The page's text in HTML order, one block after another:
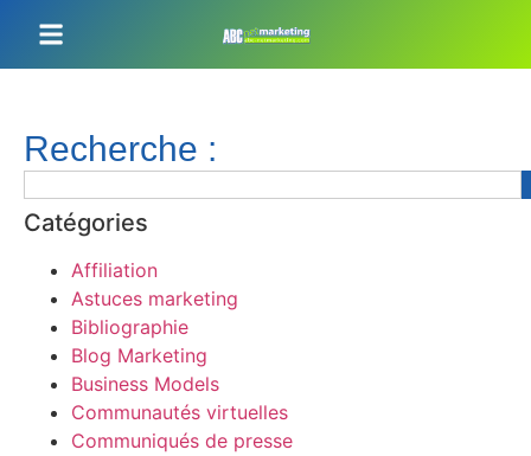
Recherche :
Catégories
Affiliation
Astuces marketing
Bibliographie
Blog Marketing
Business Models
Communautés virtuelles
Communiqués de presse